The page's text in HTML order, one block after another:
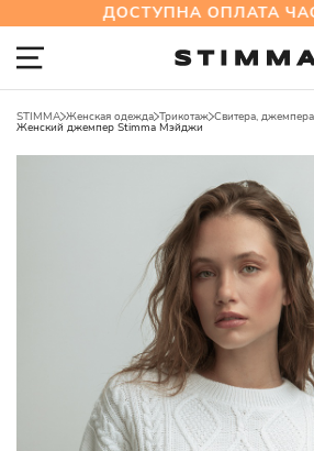
ДОСТУПНА ОПЛАТА
STIMMA Женская одежда Трикотаж Свитера,
Женский джемпер Stimma Мэйджи